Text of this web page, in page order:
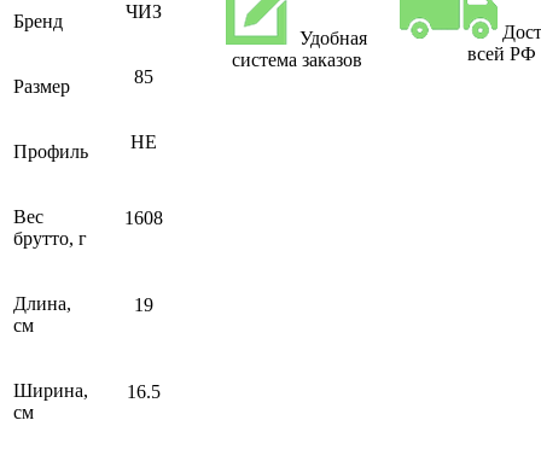
Бренд ЧИЗ
Размер 85
Профиль НЕ
Вес
брутто, г
1608
Длина,
см
19
Ширина,
см
16.5
Удобная
система заказов
всей РФ